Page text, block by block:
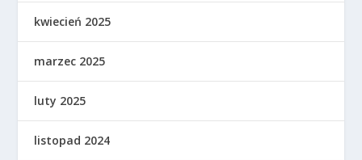
kwiecień 2025
marzec 2025
luty 2025
listopad 2024